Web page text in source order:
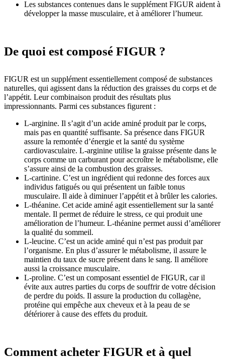
Les substances contenues dans le supplément FIGUR aident à
développer la masse musculaire, et à améliorer l’humeur.
De quoi est composé FIGUR ?
FIGUR est un supplément essentiellement composé de substances
naturelles, qui agissent dans la réduction des graisses du corps et de
l’appétit. Leur combinaison produit des résultats plus
impressionnants. Parmi ces substances figurent :
L-arginine. Il s’agit d’un acide aminé produit par le corps,
mais pas en quantité suffisante. Sa présence dans FIGUR
assure la remontée d’énergie et la santé du système
cardiovasculaire. L-arginine utilise la graisse présente dans le
corps comme un carburant pour accroître le métabolisme, elle
s’assure ainsi de la combustion des graisses.
L-cartinine. C’est un ingrédient qui redonne des forces aux
individus fatigués ou qui présentent un faible tonus
musculaire. Il aide à diminuer l’appétit et à brûler les calories.
L-théanine. Cet acide aminé agit essentiellement sur la santé
mentale. Il permet de réduire le stress, ce qui produit une
amélioration de l’humeur. L-théanine permet aussi d’améliorer
la qualité du sommeil.
L-leucine. C’est un acide aminé qui n’est pas produit par
l’organisme. En plus d’assurer le métabolisme, il assure le
maintien du taux de sucre présent dans le sang. Il améliore
aussi la croissance musculaire.
L-proline. C’est un composant essentiel de FIGUR, car il
évite aux autres parties du corps de souffrir de votre décision
de perdre du poids. Il assure la production du collagène,
protéine qui empêche aux cheveux et à la peau de se
détériorer à cause des effets du produit.
Comment acheter FIGUR et à quel